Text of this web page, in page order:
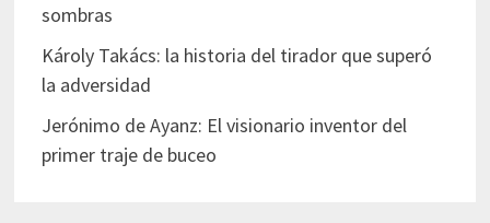
sombras
Károly Takács: la historia del tirador que superó
la adversidad
Jerónimo de Ayanz: El visionario inventor del
primer traje de buceo